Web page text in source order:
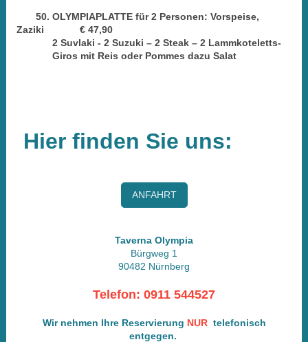
50. OLYMPIAPLATTE für 2 Personen: Vorspeise,
Zaziki € 47,90
2 Suvlaki - 2 Suzuki – 2 Steak – 2 Lammkoteletts-
Giros mit Reis oder Pommes dazu Salat
Hier finden Sie uns:
ANFAHRT
Taverna Olympia
Bürgweg 1
90482 Nürnberg
Telefon: 0911 544527
Wir nehmen Ihre Reservierung NURtelefonisch
entgegen.